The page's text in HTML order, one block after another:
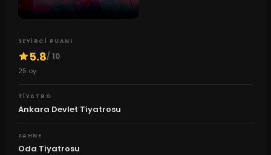
SEYIRCI PUANI
5.8/ 10
25 oy
TIYATRO
Ankara Devlet Tiyatrosu
SAHNE
Oda Tiyatrosu